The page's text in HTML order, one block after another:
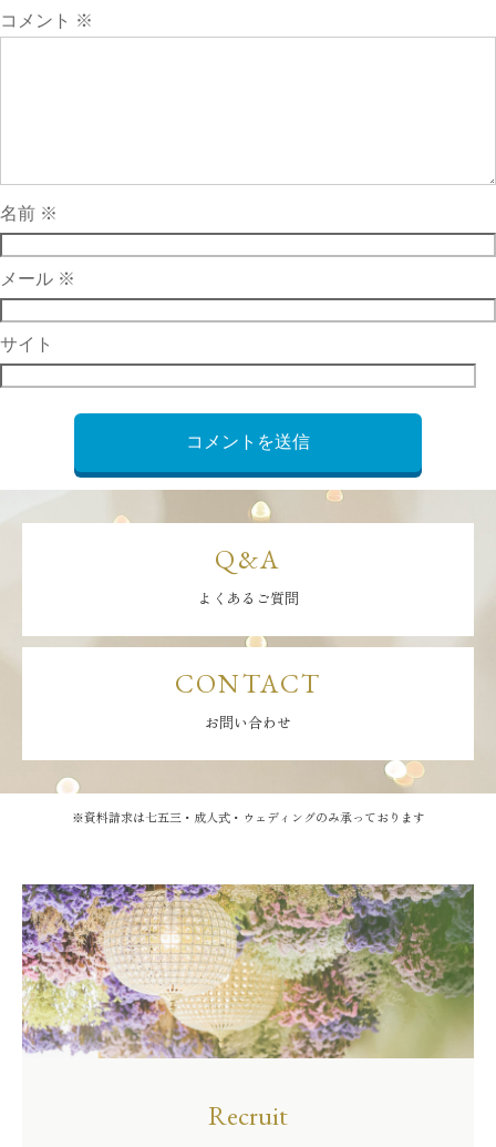
コメント ※
名前 ※
メール ※
サイト
Q&A
よくあるご質問
CONTACT
お問い合わせ
※資料請求は七五三・成人式・ウェディングのみ承っております
Recruit